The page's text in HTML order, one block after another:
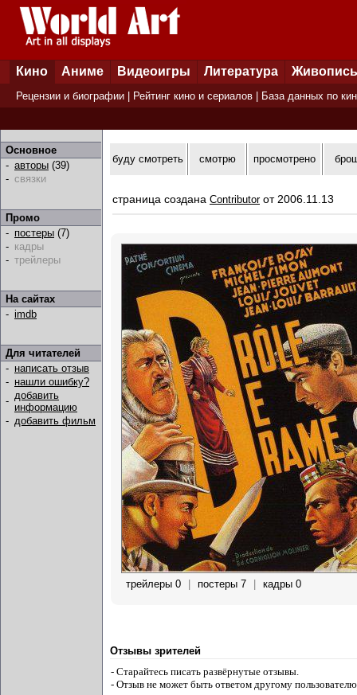
Кино Аниме Видеоигры Литература Живопись
Рецензии и биографии Рейтинг кино и сериалов База данных по
Основное
- авторы (39)
- связки
Промо
- постеры (7)
- кадры
- трейлеры
На сайтах
- imdb
Для читателей
- написать отзыв
- нашли ошибку?
- добавить
информацию
- добавить фильм
буду смотреть смотрю просмотрено
страница создана Contributorот 2006.11.13
трейлеры 0 постеры 7 кадры 0
Отзывы зрителей
- Старайтесь писать развёрнутые отзывы.
- Отзыв не может быть ответом другому